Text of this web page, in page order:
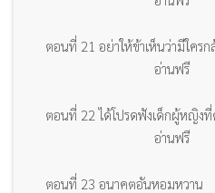
ตอนที่ 21 อย่าให้ข้าเห็นว่ามีใครก
อ่านฟรี
ตอนที่ 22 ได้โปรดฟังเด็กผู้หญิง
อ่านฟรี
ตอนที่ 23 อนาคตอันหอมหวาน